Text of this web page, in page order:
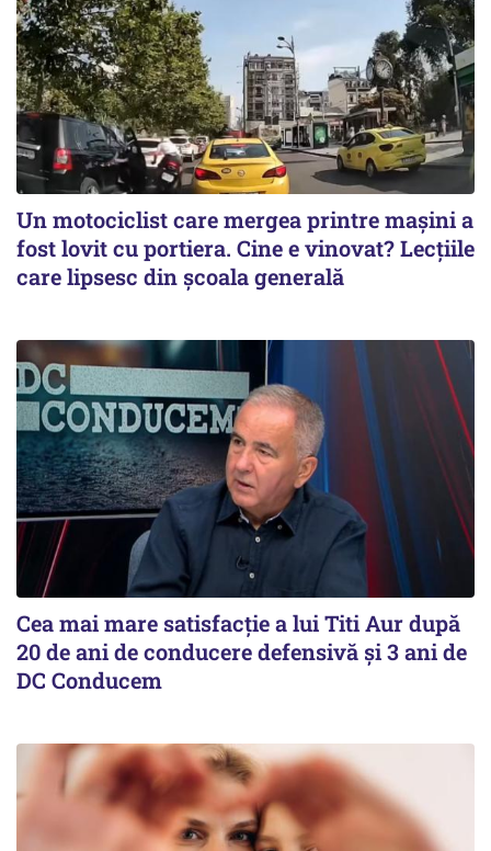
Un motociclist care mergea printre maşini a
fost lovit cu portiera. Cine e vinovat? Lecţiile
care lipsesc din şcoala generală
Cea mai mare satisfacţie a lui Titi Aur după
20 de ani de conducere defensivă şi 3 ani de
DC Conducem